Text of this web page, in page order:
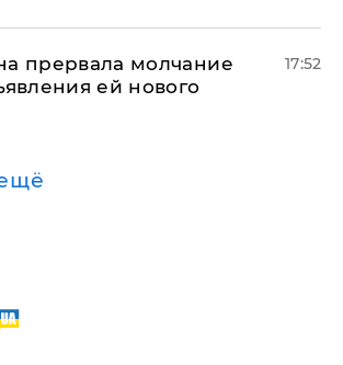
прервала молчание
ей нового
17:52